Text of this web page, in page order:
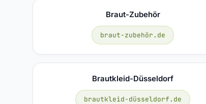
Braut-Zubehör
braut-zubehör.de
Brautkleid-Düsseldorf
brautkleid-düsseldorf.de